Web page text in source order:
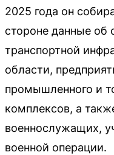
2025 года он
стороне данные об
транспортной
области,
промышленного и
комплексов, а
военнослужащих,
военной операции.